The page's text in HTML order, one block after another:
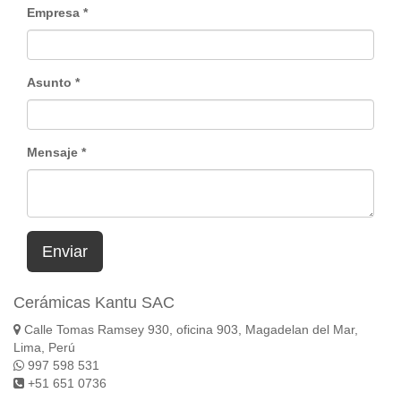
Empresa
Asunto
Mensaje
Enviar
Cerámicas Kantu SAC
Calle Tomas Ramsey 930, oficina 903, Magadelan del Mar,
Lima, Perú
997 598 531
+51 651 0736